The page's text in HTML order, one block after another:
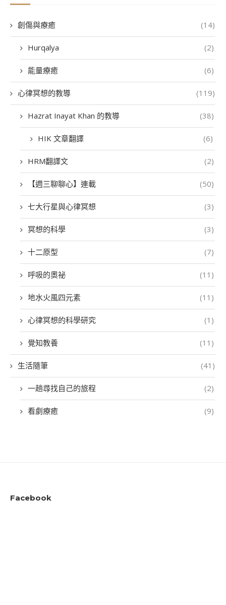
創傷與療癒 (14)
Hurqalya (2)
能量療癒 (6)
心律冥想的教導 (119)
Hazrat Inayat Khan 的教導 (38)
HIK 文章翻譯 (6)
HRM翻譯文 (2)
【週三聊聊心】連載 (50)
七大行星與心律冥想 (3)
冥想的科學 (3)
十二原型 (7)
呼吸的奧祕 (11)
地水火風四元素 (11)
心律冥想的科學研究 (1)
覺知教養 (11)
生活隨筆 (41)
一趟尋找自己的旅程 (2)
看劇療癒 (9)
Facebook